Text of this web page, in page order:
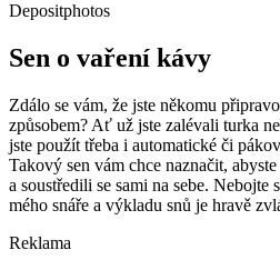
Depositphotos
Sen o vaření kávy
Zdálo se vám, že jste někomu
způsobem? Ať už jste zalévali turka
jste použít třeba i automatické či
Takový sen vám chce naznačit,
a soustředili se sami na sebe. Nebojte
mého snáře a výkladu snů je hravě
Reklama